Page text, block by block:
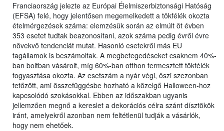
Franciaország jelezte az Európai Élelmiszerbiztonsági Hatóság
(EFSA) felé, hogy jelentősen megemelkedett a tökfélék okozta
ételmérgezések száma: elemzésük során az elmúlt öt évben
353 esetet tudtak beazonosítani, azok száma pedig évről évre
növekvő tendenciát mutat. Hasonló esetekről más EU
tagállamok is beszámoltak. A megbetegedéseket csaknem 40%-
ban boltban vásárolt, míg 60%-ban otthon termesztett tökfélék
fogyasztása okozta. Az esetszám a nyár végi, őszi szezonban
tetőzött, ami összefüggésbe hozható a közelgő Halloween-hoz
kapcsolódó szokásokkal. Ebben az időszakban ugyanis
jellemzően megnő a kereslet a dekorációs célra szánt dísztökök
iránt, amelyekről azonban nem feltétlenül tudják a vásárlók,
hogy nem ehetőek.